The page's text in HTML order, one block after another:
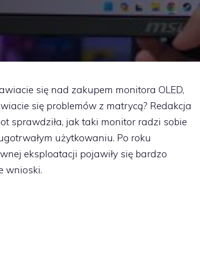
się nad zakupem monitora OLED,
się problemów z matrycą? Redakcja
sprawdziła, jak taki monitor radzi sobie
użytkowaniu. Po roku
eksploatacji pojawiły się bardzo
wnioski.